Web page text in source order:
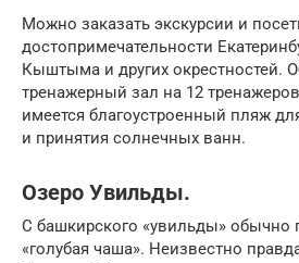
Можно заказать экскурсии и
достопримечательности
Кыштыма и других окрестностей.
тренажерный зал на 12
имеется благоустроенный пляж
и принятия солнечных ванн.
Озеро Увильды.
С башкирского «увильды» обычно
«голубая чаша». Неизвестно